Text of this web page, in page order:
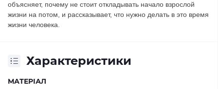
объясняет, почему не стоит откладывать начало взрослой
жизни на потом, и рассказывает, что нужно делать в это время
жизни человека.
Характеристики
МАТЕРІАЛ